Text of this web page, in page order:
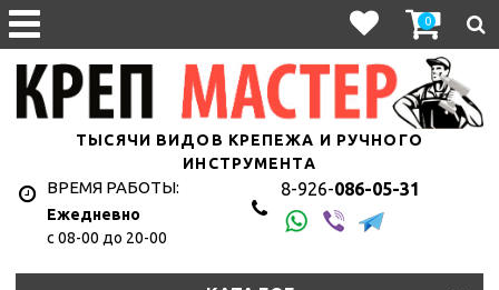
0
ТЫСЯЧИ ВИДОВ КРЕПЕЖА И РУЧНОГО
ИНСТРУМЕНТА
ВРЕМЯ РАБОТЫ:
Ежедневно
с 08-00 до 20-00
8-926-086-05-31